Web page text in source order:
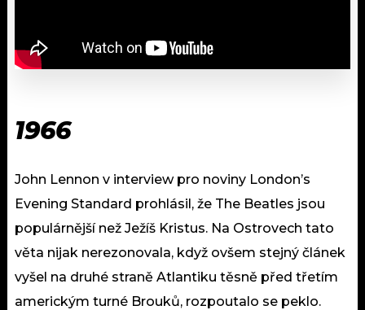
1966
John Lennon v interview pro noviny London’s
Evening Standard prohlásil, že The Beatles jsou
populárnější než Ježíš Kristus. Na Ostrovech tato
věta nijak nerezonovala, když ovšem stejný článek
vyšel na druhé straně Atlantiku těsně před třetím
americkým turné Brouků, rozpoutalo se peklo.